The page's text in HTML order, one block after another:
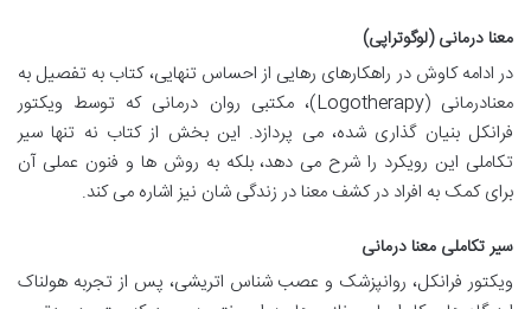
معنا درمانی (لوگوتراپی)
در ادامه کاوش در راهکارهای رهایی از احساس تنهایی، کتاب به تفصیل به
معنادرمانی (Logotherapy)، مکتبی روان درمانی که توسط ویکتور
فرانکل بنیان گذاری شده، می پردازد. این بخش از کتاب نه تنها سیر
تکاملی این رویکرد را شرح می دهد، بلکه به روش ها و فنون عملی آن
برای کمک به افراد در کشف معنا در زندگی شان نیز اشاره می کند.
سیر تکاملی معنا درمانی
ویکتور فرانکل، روانپزشک و عصب شناس اتریشی، پس از تجربه هولناک